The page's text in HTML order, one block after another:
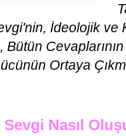
İdeolojik ve
Bütün
Ortaya
Nasıl